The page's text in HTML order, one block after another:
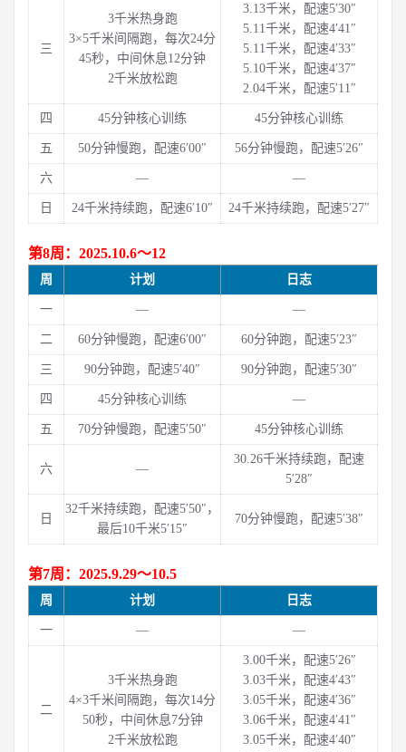
三
3千米热身跑
3×5千米间隔跑，每次24分
45秒，中间休息12分钟
2千米放松跑
3.13千米，配速5′30″
5.11千米，配速4′41″
5.11千米，配速4′33″
5.10千米，配速4′37″
2.04千米，配速5′11″
四 45分钟核心训练 45分钟核心训练
五 50分钟慢跑，配速6′00″ 56分钟慢跑，配速5′26″
六 — —
日 24千米持续跑，配速6′10″ 24千米持续跑，配速5′27″
第8周：2025.10.6～12
周 计划 日志
一 — —
二 60分钟慢跑，配速6′00″ 60分钟跑，配速5′23″
三 90分钟跑，配速5′40″ 90分钟跑，配速5′30″
四 45分钟核心训练 —
五 70分钟慢跑，配速5′50″ 45分钟核心训练
六 —
30.26千米持续跑，配速
5′28″
日
32千米持续跑，配速5′50″，
最后10千米5′15″
70分钟慢跑，配速5′38″
第7周：2025.9.29～10.5
周 计划 日志
一 — —
二
3千米热身跑
4×3千米间隔跑，每次14分
50秒，中间休息7分钟
2千米放松跑
3.00千米，配速5′26″
3.03千米，配速4′43″
3.05千米，配速4′36″
3.06千米，配速4′41″
3.05千米，配速4′40″